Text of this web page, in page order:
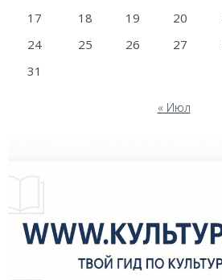
17
18 19 20
24
25 26 27
31
« Июл